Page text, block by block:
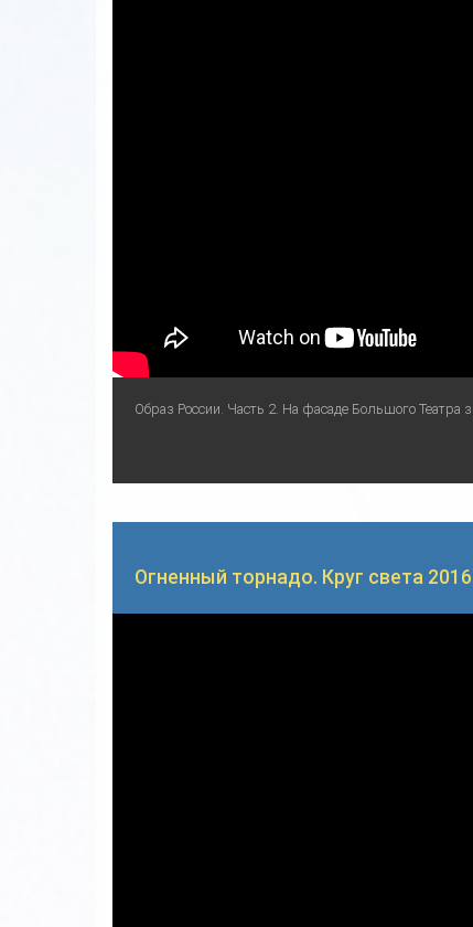
Образ России. Часть 2. На фасаде Большого Театра
Огненный торнадо. Круг света